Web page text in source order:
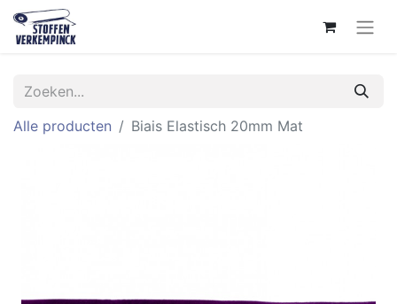
Alle producten Biais Elastisch 20mm Mat